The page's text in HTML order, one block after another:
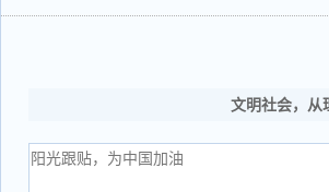
文明社会，从